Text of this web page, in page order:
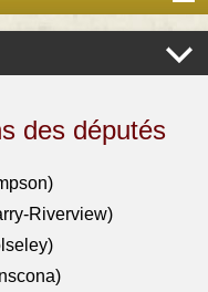
des députés
Riverview)